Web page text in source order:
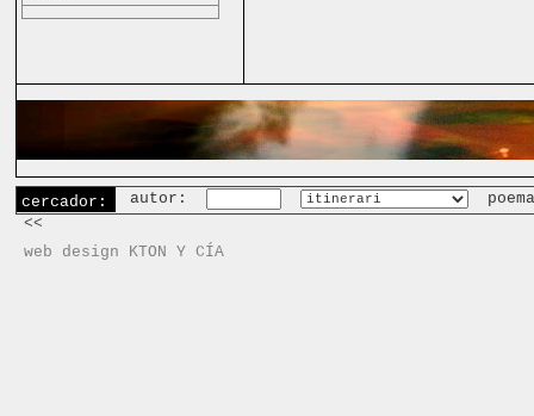
cercador: autor:
<<
web design KTON Y CÍA